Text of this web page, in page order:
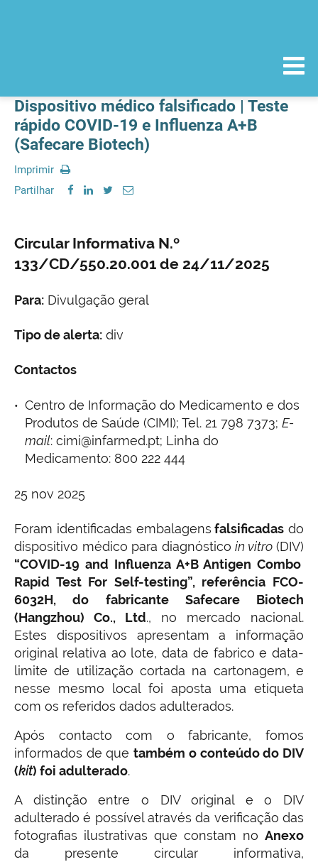
Dispositivo médico falsificado | Teste
rápido COVID-19 e Influenza A+B
(Safecare Biotech)
Imprimir
Partilhar
Circular Informativa N.º
133/CD/550.20.001 de 24/11/2025
Para: Divulgação geral
Tipo de alerta: div
Contactos
Centro de Informação do Medicamento e dos
Produtos de Saúde (CIMI); Tel. 21 798 7373; E-
mail: cimi@infarmed.pt; Linha do
Medicamento: 800 222 444
25 nov 2025
Foram identificadas embalagens falsificadas do
dispositivo médico para diagnóstico in vitro(DIV)
“COVID-19 and Influenza A+B Antigen Combo
Rapid Test For Self-testing”, referência FCO-
6032H, do fabricante Safecare Biotech
(Hangzhou) Co., Ltd., no mercado nacional.
Estes dispositivos apresentam a informação
original relativa ao lote, data de fabrico e data-
limite de utilização cortada na cartonagem, e
nesse mesmo local foi aposta uma etiqueta
com os referidos dados adulterados.
Após contacto com o fabricante, fomos
informados de quetambém o conteúdo do DIV
(kit) foi adulterado.
A distinção entre o DIV original e o DIV
adulterado é possível através da verificação das
fotografias ilustrativas que constam no Anexo
da presente circular informativa,